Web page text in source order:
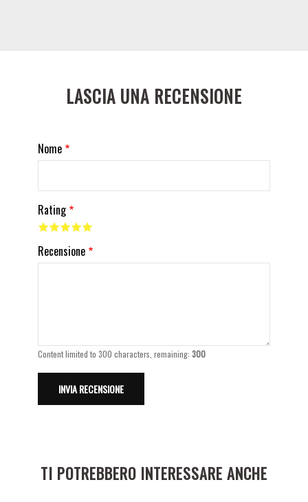
LASCIA UNA RECENSIONE
Nome
Rating
Recensione
Content limited to 300 characters, remaining:300
TI POTREBBERO INTERESSARE ANCHE